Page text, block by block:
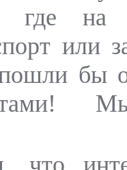
где на
или
бы